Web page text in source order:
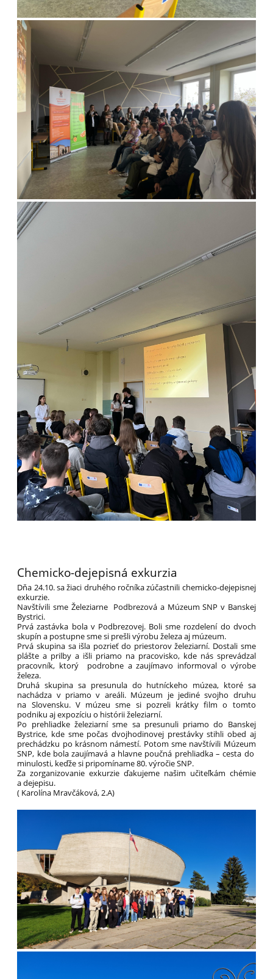
Chemicko-dejepisná exkurzia
Dňa 24.10. sa žiaci druhého ročníka zúčastnili chemicko-dejepisnej
exkurzie.
Navštívili sme Železiarne Podbrezová a Múzeum SNP v Banskej
Bystrici.
Prvá zastávka bola v Podbrezovej. Boli sme rozdelení do dvoch
skupín a postupne sme si prešli výrobu železa aj múzeum.
Prvá skupina sa išla pozrieť do priestorov železiarní. Dostali sme
plášte a prilby a išli priamo na pracovisko, kde nás sprevádzal
pracovník, ktorý podrobne a zaujímavo informoval o výrobe
železa.
Druhá skupina sa presunula do hutníckeho múzea, ktoré sa
nachádza v priamo v areáli. Múzeum je jediné svojho druhu
na Slovensku. V múzeu sme si pozreli krátky film o tomto
podniku aj expozíciu o histórii železiarní.
Po prehliadke železiarní sme sa presunuli priamo do Banskej
Bystrice, kde sme počas dvojhodinovej prestávky stihli obed aj
prechádzku po krásnom námestí. Potom sme navštívili Múzeum
SNP, kde bola zaujímavá a hlavne poučná prehliadka – cesta do
minulosti, keďže si pripomíname 80. výročie SNP.
Za zorganizovanie exkurzie ďakujeme našim učiteľkám chémie
a dejepisu.
( Karolína Mravčáková, 2.A)